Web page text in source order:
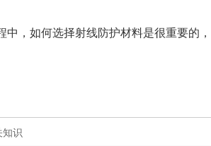
，如何选择射线防护材料是很重要的
识